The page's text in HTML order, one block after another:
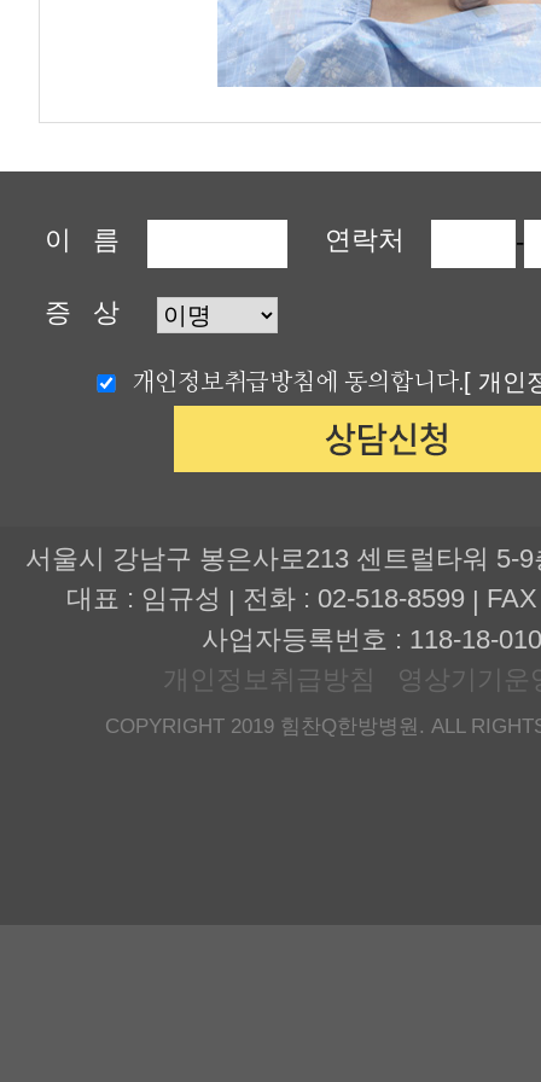
이 름 연락처 -
증 상
개인정보취급방침에 동의합니다.[ 개인
서울시 강남구 봉은사로213 센트럴타워 5-
대표 : 임규성 | 전화 : 02-518-8599 |
사업자등록번호 : 118-18-
개인정보취급방침
영상기기운
COPYRIGHT 2019 힘찬Q한방병원. ALL